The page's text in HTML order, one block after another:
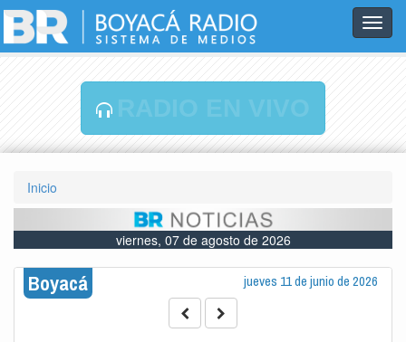
Inicio
viernes, 07 de agosto de 2026
Boyacá jueves 11 de junio de 2026